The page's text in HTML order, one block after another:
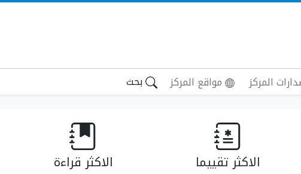
المركز مواقع المركز بحث
الاكثر تقييما الاكثر قراءة